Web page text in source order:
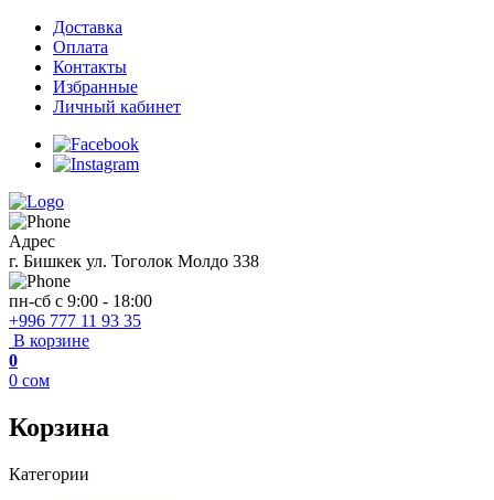
Доставка
Оплата
Контакты
Избранные
Личный кабинет
Адрес
г. Бишкек ул. Тоголок Молдо 338
пн-сб с 9:00 - 18:00
+996 777 11 93 35
В корзине
0
0 сом
Корзина
Категории